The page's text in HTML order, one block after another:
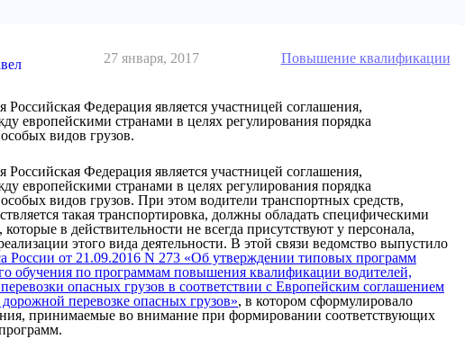
27 января, 2017 Повышение квалификации
Российская Федерация является участницей соглашения,
европейскими странами в целях регулирования порядка
видов грузов.
Российская Федерация является участницей соглашения,
европейскими странами в целях регулирования порядка
видов грузов. При этом водители транспортных средств,
такая транспортировка, должны обладать специфическими
в действительности не всегда присутствуют у персонала,
этого вида деятельности. В этой связи ведомство выпустило
России от 21.09.2016 N 273 «Об утверждении типовых программ
обучения по программам повышения квалификации водителей,
опасных грузов в соответствии с Европейским соглашением
перевозке опасных грузов», в котором сформулировало
принимаемые во внимание при формировании соответствующих